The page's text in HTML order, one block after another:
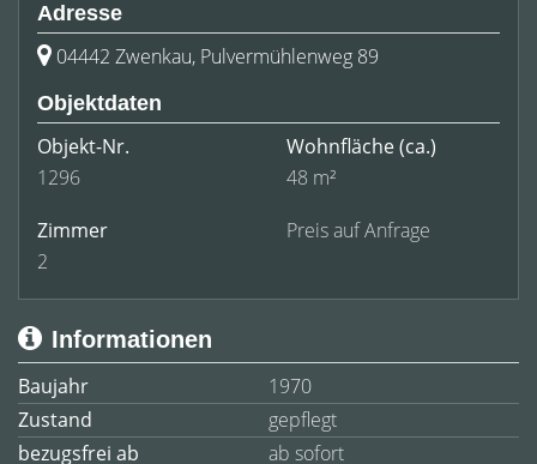
Adresse
04442 Zwenkau, Pulvermühlenweg 89
Objektdaten
Objekt-Nr.
1296
Wohnfläche(ca.)
48 m²
Zimmer
2
Preis auf Anfrage
Informationen
Baujahr
1970
Zustand
gepflegt
bezugsfrei ab
ab sofort